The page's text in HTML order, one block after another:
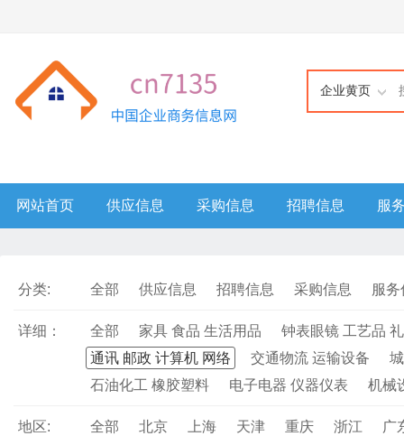
企业黄页
网站首页 供应信息 采购信息 招聘信息 服
分类: 全部 供应信息 招聘信息 采购信息 服
详细： 全部 家具 食品 生活用品
钟表眼镜 工艺品
通讯 邮政 计算机 网络
交通物流 运输设备
石油化工 橡胶塑料
电子电器 仪器仪表 机械
地区: 全部 北京 上海 天津 重庆 浙江
广